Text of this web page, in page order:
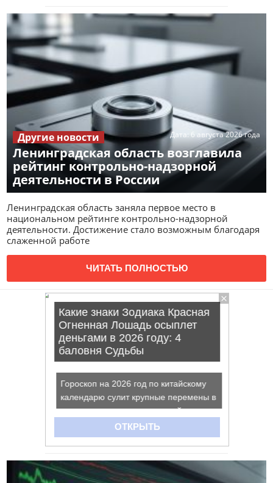
Ленинградская область возглавила
рейтинг контрольно-надзорной
деятельности в России
Дата: 6 августа 2026 года
Другие новости
Ленинградская область заняла первое место в
национальном рейтинге контрольно-надзорной
деятельности. Достижение стало возможным благодаря
слаженной работе
ЧИТАТЬ ПОЛНОСТЬЮ